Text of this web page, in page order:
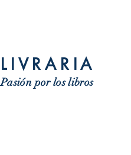
LIVRARIA
Pasión por los libros